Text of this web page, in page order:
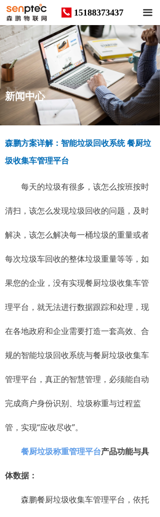
끀
끅 15188373437
森鹏方案详解：智能垃圾回收系统 餐厨垃
圾收集车管理平台
每天的垃圾有很多，该怎么按班按时
清扫，该怎么发现垃圾回收的问题，及时
解决，该怎么解决每一桶垃圾的重量或者
每次垃圾车回收的整体垃圾重量等等，如
果您的企业，没有实现餐厨垃圾收集车管
理平台，就无法进行数据跟踪和处理，现
在各地政府和企业需要打造一套高效、合
规的智能垃圾回收系统与餐厨垃圾收集车
管理平台，真正的智慧管理，必须能自动
完成商户身份识别、垃圾称重与过程监
管，实现“应收尽收”。
餐厨垃圾称重管理平台产品功能与具
体数据：
森鹏餐厨垃圾收集车管理平台，依托
News
新闻中心